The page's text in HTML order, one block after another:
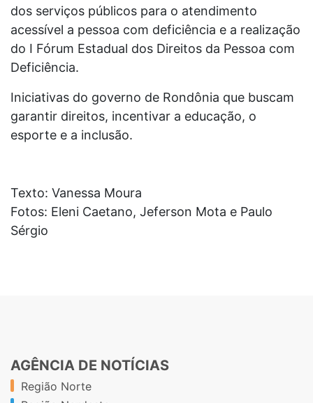
dos serviços públicos para o atendimento
acessível a pessoa com deficiência e a realização
do I Fórum Estadual dos Direitos da Pessoa com
Deficiência.
Iniciativas do governo de Rondônia que buscam
garantir direitos, incentivar a educação, o
esporte e a inclusão.
Texto: Vanessa Moura
Fotos: Eleni Caetano, Jeferson Mota e Paulo
Sérgio
AGÊNCIA DE NOTÍCIAS
Região Norte